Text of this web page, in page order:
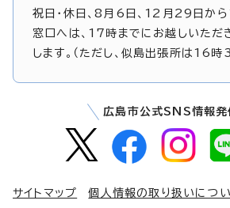
祝日・休日、8月6日、12月29日か
窓口へは、17時までにお越しいただ
します。（ただし、似島出張所は16時
広島市公式SNS情報発
サイトマップ 個人情報の取り扱いにつ